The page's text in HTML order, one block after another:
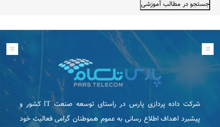
شرکت داده پردازی پارس در راستای توسعه صنعت IT كشور و
پیشبرد اهداف اطلاع رسانی به عموم هموطنان گرامی فعاليت خود